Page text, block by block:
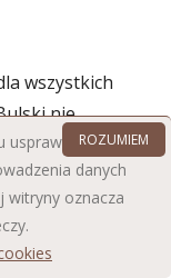
wszystkich
nie
najpierw na
przepuścić
www. ?. A
usprawnienia i
danych
witryny oznacza
ROZUMIEM